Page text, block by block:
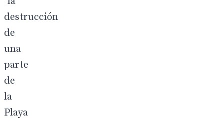
destrucción
de
una
parte
de
la
Playa